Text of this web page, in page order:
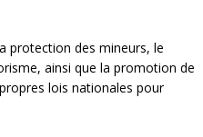
protection des mineurs, le
ainsi que la promotion de
lois nationales pour